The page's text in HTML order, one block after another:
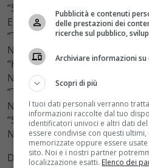
“5 Broken Cameras”
Emad Burnat and Guy Davidi
“The Gatekeepers”
Nominees to be determined
“How to Survive a Plague”
Nominees to be determined
“The Invisible War”
Nominees to be determined
“Searching for Sugar Man”
Nominees to be determined
Documentary Short Subject
Pubblicità e contenuti
delle prestazioni dei
ricerche sul pubblico,
Archiviare informazioni
Scopri di più
I tuoi dati personali verranno
informazioni raccolte dal tuo
identificatori univoci e altri dati
essere condivise con questi
memorizzate oppure essere
sito. Noi e i nostri partner
localizzazione esatti. Elenco dei